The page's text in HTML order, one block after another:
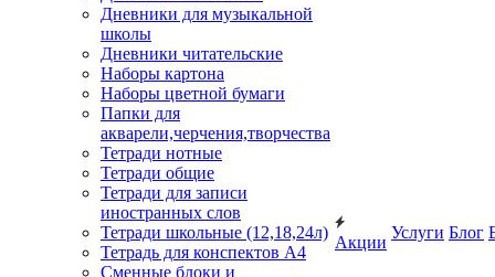
Дневники для музыкальной
школы
Дневники читательские
Наборы картона
Наборы цветной бумаги
Папки для
акварели,черчения,творчества
Тетради нотные
Тетради общие
Тетради для записи
иностранных слов
Тетради школьные (12,18,24л)
Тетрадь для конспектов А4
Сменные блоки и
Акции
Услуги Блог